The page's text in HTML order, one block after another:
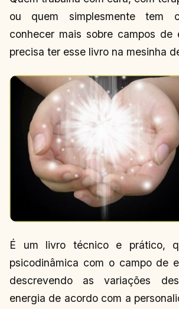
ou quem simplesmente tem
conhecer mais sobre campos de
precisa ter esse livro na mesinha
É um livro técnico e prático,
psicodinâmica com o campo de
descrevendo as variações
energia de acordo com a